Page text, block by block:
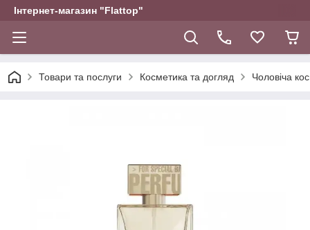
Інтернет-магазин "Flattop"
Товари та послуги Косметика та догляд Чоловіча